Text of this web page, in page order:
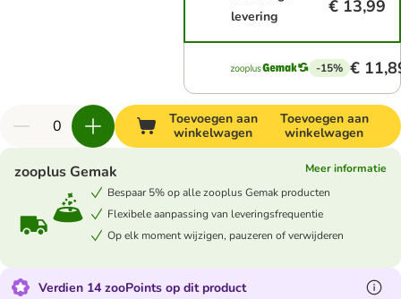
levering
€ 13,99
-15% €
Toevoegen aan
winkelwagen
Toevoegen aan
winkelwagen
zooplus Gemak
Meer informatie
Bespaar 5% op alle zooplus Gemak producten
Flexibele aanpassing van leveringsfrequentie
Op elk moment wijzigen, pauzeren of verwijderen
Verdien 14 zooPoints op dit product